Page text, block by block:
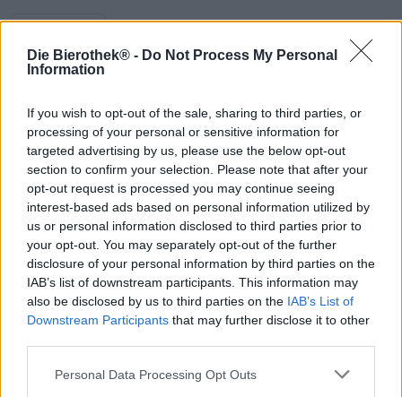
Die Bierothek® - Do Not Process My Personal
Information
If you wish to opt-out of the sale, sharing to third parties, or
processing of your personal or sensitive information for
targeted advertising by us, please use the below opt-out
section to confirm your selection. Please note that after your
opt-out request is processed you may continue seeing
interest-based ads based on personal information utilized by
us or personal information disclosed to third parties prior to
your opt-out. You may separately opt-out of the further
disclosure of your personal information by third parties on the
IAB’s list of downstream participants. This information may
also be disclosed by us to third parties on the IAB’s List of
Downstream Participants that may further disclose it to other
Personal Data Processing Opt Outs
russe: da un giorno all'altro l'inverno finisce a metà marzo
e all'improvviso ci sono 30 gradi e un sole cocente, poi il
tempo di aprile appare del tutto inaspettato e con mesi di
ritardo, due giorni dopo di nuovo caldo, poi pioggia
battente e atmosfera autunnale. Per fortuna in questo
paese il motto è “Non esiste il brutto tempo, esiste solo un
cattivo abbigliamento” e grazie a stivali di gomma, visone
frisone e giacche a vento siamo ben attrezzati per
affrontare le più diverse condizioni atmosferiche. Affinché
tu sia equipaggiato con le giuste provviste per sole,
pioggia, grandine e temporali, abbiamo preparato per te
un favoloso pacchetto di birra estiva.
Il set ha un prezzo incomparabilmente conveniente e ti
mesi estivi. Ci sono Pilsner leggerissime, una birra leggera